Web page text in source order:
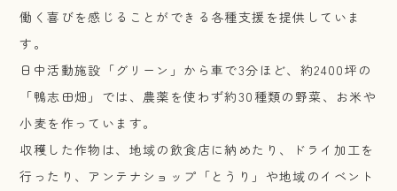
働く喜びを感じることができる各種支援を提供していま
す。
日中活動施設「グリーン」から車で3分ほど、約2400坪の
「鴨志田畑」では、農薬を使わず約30種類の野菜、お米や
小麦を作っています。
収穫した作物は、地域の飲食店に納めたり、ドライ加工を
行ったり、アンテナショップ「とうり」や地域のイベント